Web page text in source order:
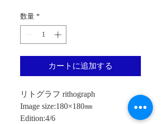
数量 *
カートに追加する
リトグラフ rithograph
Image size:180×180㎜
Edition:4/6